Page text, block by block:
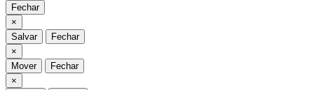
Fechar
×
Salvar
Fechar
×
Mover
Fechar
×